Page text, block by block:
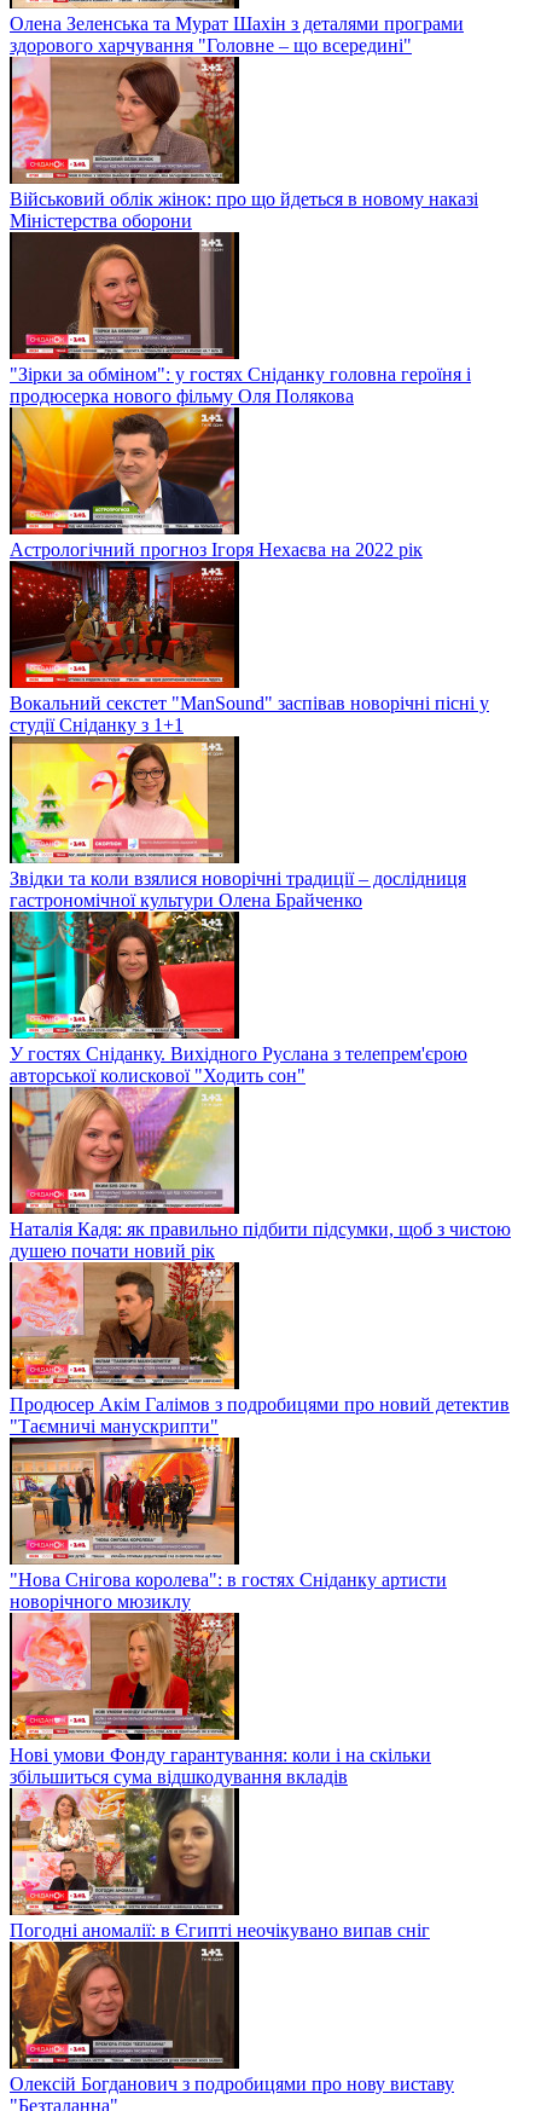
Олена Зеленська та Мурат Шахін з деталями програми
здорового харчування "Головне – що всередині"
Військовий облік жінок: про що йдеться в новому наказі
Міністерства оборони
"Зірки за обміном": у гостях Сніданку головна героїня і
продюсерка нового фільму Оля Полякова
Астрологічний прогноз Ігоря Нехаєва на 2022 рік
Вокальний секстет "ManSound" заспівав новорічні пісні у
студії Сніданку з 1+1
Звідки та коли взялися новорічні традиції – дослідниця
гастрономічної культури Олена Брайченко
У гостях Сніданку. Вихідного Руслана з телепрем'єрою
авторської колискової "Ходить сон"
Наталія Кадя: як правильно підбити підсумки, щоб з чистою
душею почати новий рік
Продюсер Акім Галімов з подробицями про новий детектив
"Таємничі манускрипти"
"Нова Снігова королева": в гостях Сніданку артисти
новорічного мюзиклу
Нові умови Фонду гарантування: коли і на скільки
збільшиться сума відшкодування вкладів
Погодні аномалії: в Єгипті неочікувано випав сніг
Олексій Богданович з подробицями про нову виставу
"Безталанна"